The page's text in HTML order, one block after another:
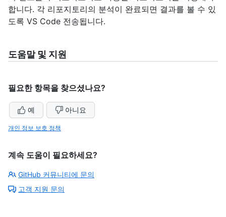
합니다. 각 리포지토리의 분석이 완료되면 결과를 볼 수 있
도록 VS Code 전송됩니다.
도움말 및 지원
필요한 항목을 찾으셨나요?
예 아니요
개인 정보 보호 정책
계속 도움이 필요하세요?
GitHub 커뮤니티에 문의
고객 지원 문의